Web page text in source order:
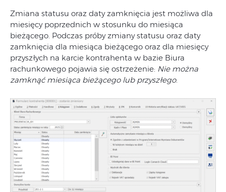
Zmiana statusu oraz daty zamknięcia jest możliwa dla
miesięcy poprzednich w stosunku do miesiąca
bieżącego. Podczas próby zmiany statusu oraz daty
zamknięcia dla miesiąca bieżącego oraz dla miesięcy
przyszłych na karcie kontrahenta w bazie Biura
rachunkowego pojawia się ostrzeżenie: Nie można
zamknąć miesiąca bieżącego lub przyszłego.